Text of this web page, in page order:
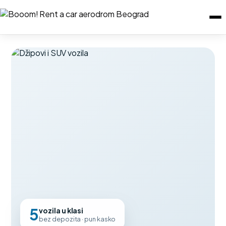
5vozila u klasi
bez depozita · pun kasko